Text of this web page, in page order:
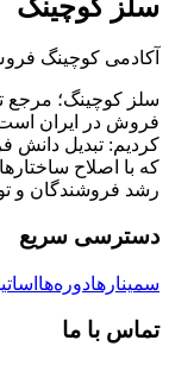
سلز کوچینگ
آکادمی کوچینگ
سلز کوچینگ؛
کردیم: تبدیل دانش
که با اصلاح
رشد فروشندگان و
دسترسی سریع
سمینارهادوره‌ها
تماس با ما